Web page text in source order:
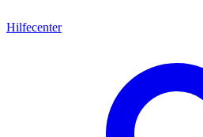
Hilfecenter